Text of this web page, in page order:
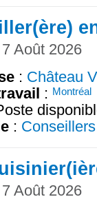
Août 2026
: Château
: Montréal
:
Août 2026